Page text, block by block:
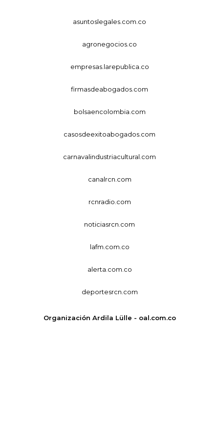
asuntoslegales.com.co
agronegocios.co
empresas.larepublica.co
firmasdeabogados.com
bolsaencolombia.com
casosdeexitoabogados.com
carnavalindustriacultural.com
canalrcn.com
rcnradio.com
noticiasrcn.com
lafm.com.co
alerta.com.co
deportesrcn.com
Organización Ardila Lülle - oal.com.co